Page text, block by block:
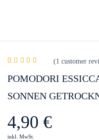
of 5 based on
(1 customer
POMODORI
SONNEN
4,90 €
inkl. MwSt.